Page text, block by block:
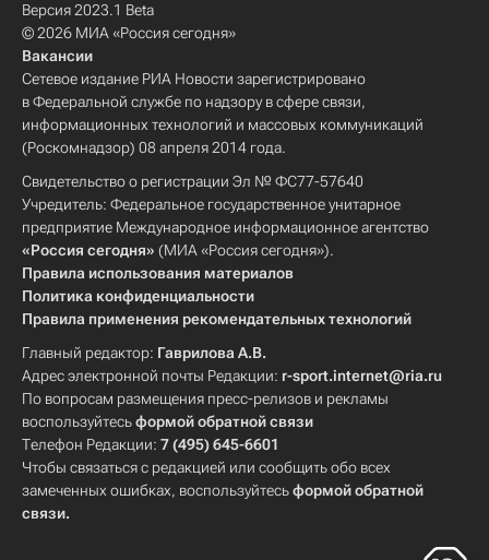
Версия 2023.1 Beta
© 2026 МИА «Россия сегодня»
Вакансии
Сетевое издание РИА Новости зарегистрировано
в Федеральной службе по надзору в сфере связи,
информационных технологий и массовых коммуникаций
(Роскомнадзор) 08 апреля 2014 года.
Свидетельство о регистрации Эл № ФС77-57640
Учредитель: Федеральное государственное унитарное
предприятие Международное информационное агентство
«Россия сегодня» (МИА «Россия сегодня»).
Правила использования материалов
Политика конфиденциальности
Правила применения рекомендательных технологий
Главный редактор: Гаврилова А.В.
Адрес электронной почты Редакции: r-sport.internet@ria.ru
По вопросам размещения пресс-релизов и рекламы
воспользуйтесьформой обратной связи
Телефон Редакции: 7 (495) 645-6601
Чтобы связаться с редакцией или сообщить обо всех
замеченных ошибках, воспользуйтесьформой обратной
связи.